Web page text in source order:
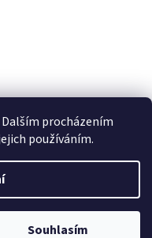
procházením
používáním.
Souhlasím
práva vyhrazena.